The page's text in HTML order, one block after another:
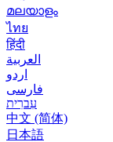
മലയാളം
ไทย
हिंदी
العربية
اردو
فارسی
עִברִית
中文 (简体)
日本語